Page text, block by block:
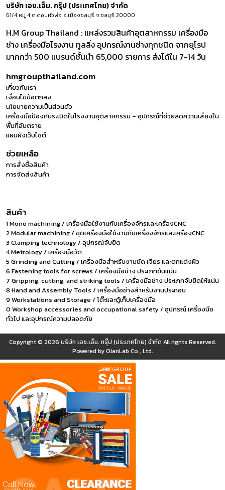
บริษัท เอช.เอ็ม. กรุ๊ป (ประเทศไทย) จำกัด
61/4 หมู่ 4 ต.ดอนหัวฬ่อ อ.เมืองชลบุรี จ.ชลบุรี 20000
H.M Group Thailand : แหล่งรวมสินค้าอุตสาหกรรม เครื่องมือ
ช่าง เครื่องมือโรงงาน ทูลลิ่ง อุปกรณ์งานช่างทุกชนิด จากยุโรป
มากกว่า 500 แบรนด์ชั้นนำ 65,000 รายการ ส่งได้ใน 7-14 วัน
hmgroupthailand.com
เกี่ยวกับเรา
เงื่อนไขข้อตกลง
นโยบายความเป็นส่วนตัว
เครื่องมือป้องกันระเบิดในโรงงานอุตสาหกรรม – อุปกรณ์ที่ช่วยลดความเสี่ยงใน
พื้นที่อันตราย
แผนผังเว็บไซต์
ช่วยเหลือ
การสั่งซื้อสินค้า
การจัดส่งสินค้า
สินค้า
1 Mono machining / เครื่องมือใช้งานกับเครื่องจักรและเครื่องCNC
2 Modular machining / ชุดเครื่องมือใช้งานกับเครื่องจักรและเครื่องCNC
3 Clamping technology / อุปกรณ์จับยึด
4 Metrology / เครื่องมือวัด
5 Grinding and Cutting / เครื่องมือสำหรับงานขัด เจียร และตกแต่งผิว
6 Fastening tools for screws / เครื่องมือช่าง ประเภทขันแน่น
7 Gripping, cutting, and striking tools / เครื่องมือช่าง ประเภทจับยึดให้แน่น
8 Hand and Assembly Tools / เครื่องมือช่างสำหรับงานประกอบ
9 Workstations and Storage / โต๊ะและตู้เก็บเครื่องมือ
0 Workshop accessories and occupational safety / อุปกรณ์ เครื่องมือ
ทั่วไป และอุปกรณ์ความปลอดภัย
Copyright © 2026 บริษัท เอช.เอ็ม. กรุ๊ป (ประเทศไทย) จำกัด All rights Reserved.
Powered byOlanLab Co., Ltd.